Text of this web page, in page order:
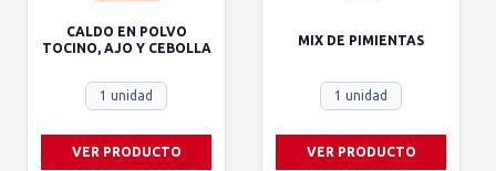
CALDO EN POLVO
TOCINO, AJO Y CEBOLLA
1 unidad
VER PRODUCTO
MIX DE PIMIENTAS
1 unidad
VER PRODUCTO